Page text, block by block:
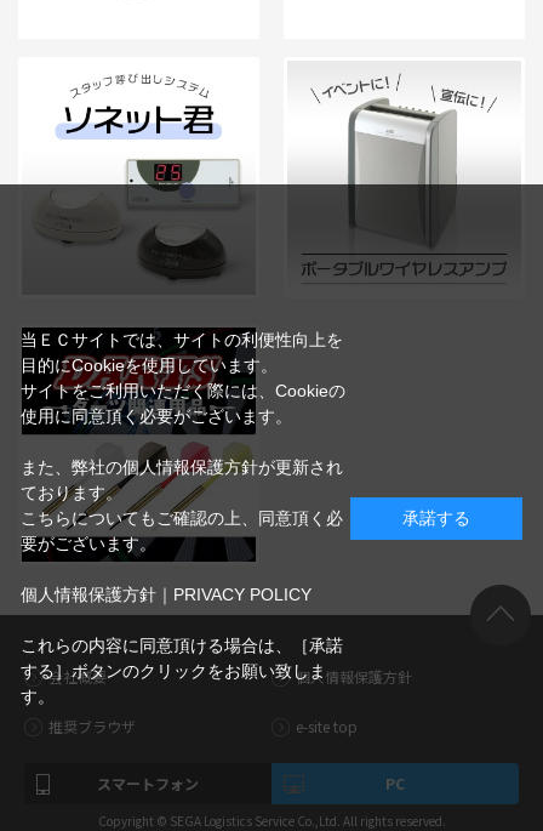
会社概要 個人情報保護方針
推奨ブラウザ e-site top
スマートフォン PC
Copyright © SEGA Logistics Service Co.,Ltd. All rights reserved.
当ＥＣサイトでは、サイトの利便性向上を
目的にCookieを使用しています。
サイトをご利用いただく際には、Cookieの
使用に同意頂く必要がございます。
また、弊社の個人情報保護方針が更新され
ております。
こちらについてもご確認の上、同意頂く必
要がございます。
個人情報保護方針｜PRIVACY POLICY
これらの内容に同意頂ける場合は、［承諾
する］ボタンのクリックをお願い致しま
す。
承諾する